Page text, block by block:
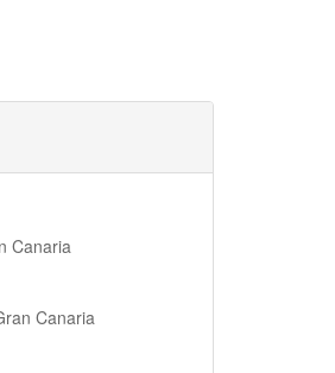
Canaria
Canaria